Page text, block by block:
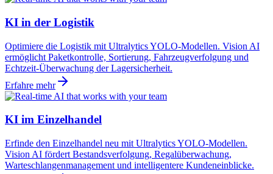
KI in der Logistik
Optimiere die Logistik mit Ultralytics YOLO-Modellen. Vision AI
ermöglicht Paketkontrolle, Sortierung, Fahrzeugverfolgung und
Echtzeit-Überwachung der Lagersicherheit.
Erfahre mehr
KI im Einzelhandel
Erfinde den Einzelhandel neu mit Ultralytics YOLO-Modellen.
Vision AI fördert Bestandsverfolgung, Regalüberwachung,
Warteschlangenmanagement und intelligentere Kundeneinblicke.